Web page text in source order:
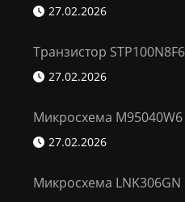
27.02.2026
Транзистор STP100N8F6
27.02.2026
Микросхема M95040W6
27.02.2026
Микросхема LNK306GN